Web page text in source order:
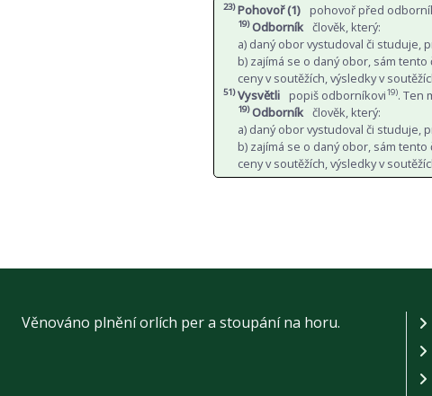
23)Pohovoř (1) pohovoř před
19)Odborník člověk, který:
a) daný obor vystudoval či studuje,
b) zajímá se o daný obor, sám
ceny v soutěžích, výsledky v
51)Vysvětli popiš odborníkovi19). Ten
19)Odborník člověk, který:
a) daný obor vystudoval či studuje,
b) zajímá se o daný obor, sám
ceny v soutěžích, výsledky v
Věnováno plnění orlích per a stoupání na horu.